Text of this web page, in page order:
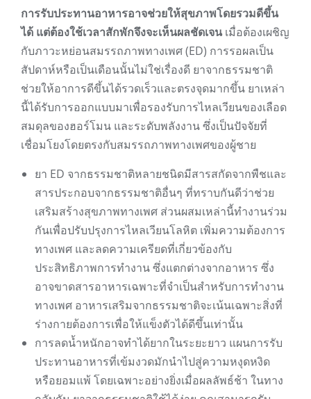
การรับประทานอาหารอาจช่วยให้สุขภาพโดยรวมดีขึ้น
ได้ แต่ต้องใช้เวลาสักพักจึงจะเห็นผลชัดเจนเมื่อต้องเผชิญ
กับภาวะหย่อนสมรรถภาพทางเพศ (ED) การรอผลเป็น
สัปดาห์หรือเป็นเดือนนั้นไม่ใช่เรื่องดี ยาจากธรรมชาติ
ช่วยให้อาการดีขึ้นได้รวดเร็วและตรงจุดมากขึ้น ยาเหล่า
นี้ได้รับการออกแบบมาเพื่อรองรับการไหลเวียนของเลือด
สมดุลของฮอร์โมน และระดับพลังงาน ซึ่งเป็นปัจจัยที่
เชื่อมโยงโดยตรงกับสมรรถภาพทางเพศของผู้ชาย
ยา ED จากธรรมชาติหลายชนิดมีสารสกัดจากพืชและ
สารประกอบจากธรรมชาติอื่นๆ ที่ทราบกันดีว่าช่วย
เสริมสร้างสุขภาพทางเพศ ส่วนผสมเหล่านี้ทำงานร่วม
กันเพื่อปรับปรุงการไหลเวียนโลหิต เพิ่มความต้องการ
ทางเพศ และลดความเครียดที่เกี่ยวข้องกับ
ประสิทธิภาพการทำงาน ซึ่งแตกต่างจากอาหาร ซึ่ง
อาจขาดสารอาหารเฉพาะที่จำเป็นสำหรับการทำงาน
ทางเพศ อาหารเสริมจากธรรมชาติจะเน้นเฉพาะสิ่งที่
ร่างกายต้องการเพื่อให้แข็งตัวได้ดีขึ้นเท่านั้น
การลดน้ำหนักอาจทำได้ยากในระยะยาว แผนการรับ
ประทานอาหารที่เข้มงวดมักนำไปสู่ความหงุดหงิด
หรือยอมแพ้ โดยเฉพาะอย่างยิ่งเมื่อผลลัพธ์ช้า ในทาง